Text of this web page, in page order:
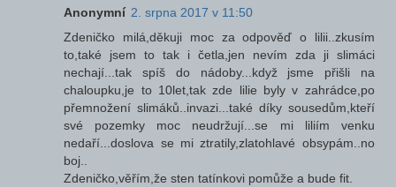
Anonymní 2. srpna 2017 v 11:50
Zdeničko milá,děkuji moc za odpověď o lilii..zkusím
to,také jsem to tak i četla,jen nevím zda ji slimáci
nechají...tak spíš do nádoby...když jsme přišli na
chaloupku,je to 10let,tak zde lilie byly v zahrádce,po
přemnožení slimáků..invazi...také díky sousedům,kteří
své pozemky moc neudržují...se mi liliím venku
nedaří...doslova se mi ztratily,zlatohlavé obsypám..no
boj..
Zdeničko,věřím,že sten tatínkovi pomůže a bude fit.